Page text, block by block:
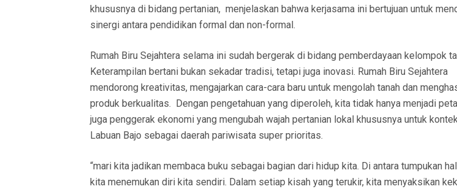
khususnya di bidang pertanian, menjelaskan bahwa kerjasama ini bertujuan untuk
sinergi antara pendidikan formal dan non-formal.
Rumah Biru Sejahtera selama ini sudah bergerak di bidang pemberdayaan kelompok
Keterampilan bertani bukan sekadar tradisi, tetapi juga inovasi. Rumah Biru Sejahtera
mendorong kreativitas, mengajarkan cara-cara baru untuk mengolah tanah dan
produk berkualitas. Dengan pengetahuan yang diperoleh, kita tidak hanya menjadi
juga penggerak ekonomi yang mengubah wajah pertanian lokal khususnya untuk
Labuan Bajo sebagai daerah pariwisata super prioritas.
“mari kita jadikan membaca buku sebagai bagian dari hidup kita. Di antara tumpukan
kita menemukan diri kita sendiri. Dalam setiap kisah yang terukir, kita menyaksikan